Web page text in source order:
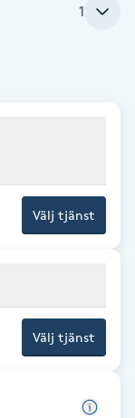
1
Välj tjänst
Välj tjänst